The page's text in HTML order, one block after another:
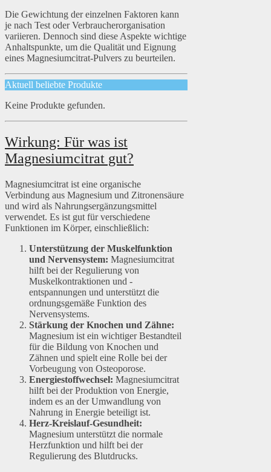
Die Gewichtung der einzelnen Faktoren kann
je nach Test oder Verbraucherorganisation
variieren. Dennoch sind diese Aspekte wichtige
Anhaltspunkte, um die Qualität und Eignung
eines Magnesiumcitrat-Pulvers zu beurteilen.
Aktuell beliebte Produkte
Keine Produkte gefunden.
Wirkung: Für was ist
Magnesiumcitrat gut?
Magnesiumcitrat ist eine organische
Verbindung aus Magnesium und Zitronensäure
und wird als Nahrungsergänzungsmittel
verwendet. Es ist gut für verschiedene
Funktionen im Körper, einschließlich:
Unterstützung der Muskelfunktion
und Nervensystem: Magnesiumcitrat
hilft bei der Regulierung von
Muskelkontraktionen und -
entspannungen und unterstützt die
ordnungsgemäße Funktion des
Nervensystems.
Stärkung der Knochen und Zähne:
Magnesium ist ein wichtiger Bestandteil
für die Bildung von Knochen und
Zähnen und spielt eine Rolle bei der
Vorbeugung von Osteoporose.
Energiestoffwechsel: Magnesiumcitrat
hilft bei der Produktion von Energie,
indem es an der Umwandlung von
Nahrung in Energie beteiligt ist.
Herz-Kreislauf-Gesundheit:
Magnesium unterstützt die normale
Herzfunktion und hilft bei der
Regulierung des Blutdrucks.